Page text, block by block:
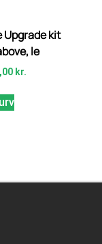
Upgrade kit
le
kr.